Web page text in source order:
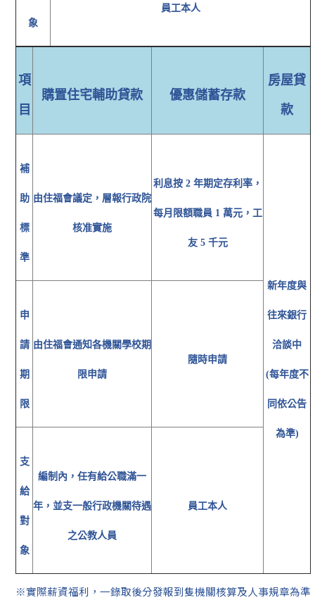
象
員工本人
項
目
購置住宅輔助貸款 優惠儲蓄存款
房屋貸
款
補
助
標
準
由住福會議定，層報行政院
核准實施
利息按 2 年期定存利率，
每月限額職員 1 萬元，工
友 5 千元
新年度與
往來銀行
洽談中
(每年度不
同依公告
為準)
申
請
期
限
由住福會通知各機關學校期
限申請
隨時申請
支
給
對
象
編制內，任有給公職滿一
年，並支一般行政機關待遇
之公教人員
員工本人
※實際薪資福利，一錄取後分發報到隻機關核算及人事規章為準